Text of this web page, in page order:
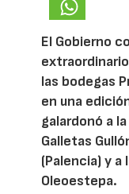
El Gobierno
las bodegas
en una
galardonó a
Galletas
(Palencia) y
Oleoestepa.